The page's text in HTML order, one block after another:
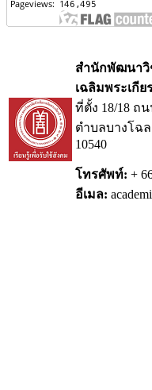
สำนักพัฒนาวิ
เฉลิมพระเกีย
ที่ตั้ง 18/18 ถ
ตำบลบางโฉ
10540
โทรศัพท์: +
อีเมล: